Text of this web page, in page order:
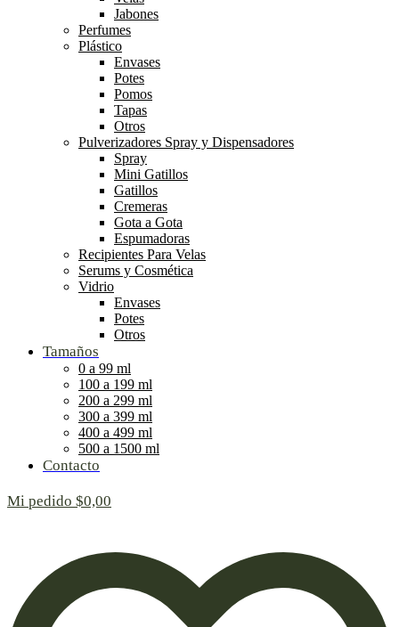
Jabones
Perfumes
Plástico
Envases
Potes
Pomos
Tapas
Otros
Pulverizadores Spray y Dispensadores
Spray
Mini Gatillos
Gatillos
Cremeras
Gota a Gota
Espumadoras
Recipientes Para Velas
Serums y Cosmética
Vidrio
Envases
Potes
Otros
Tamaños
0 a 99 ml
100 a 199 ml
200 a 299 ml
300 a 399 ml
400 a 499 ml
500 a 1500 ml
Contacto
Mi pedido $0,00